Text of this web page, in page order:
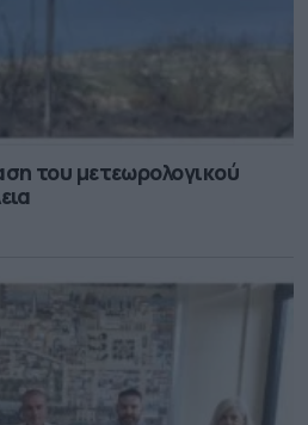
του μετεωρολογικού